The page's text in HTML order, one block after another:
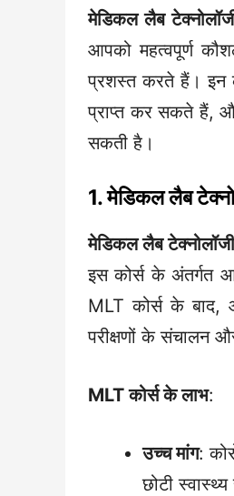
मेडिकल लैब
आपको महत्वपूर्ण
प्रशस्त करते हैं। इन
प्राप्त कर सकते हैं,
सकती है।
1. मेडिकल लैब
मेडिकल लैब
इस कोर्स के अंतर्गत
MLT कोर्स के
परीक्षणों के संचालन
MLT कोर्स के लाभ:
उच्च मांग:
छोटी